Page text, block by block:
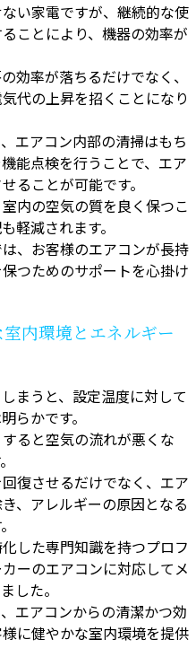
い家電ですが、継続的な使
ことにより、機器の効率が
効率が落ちるだけでなく、
代の上昇を招くことになり
エアコン内部の清掃はもち
能点検を行うことで、エア
ることが可能です。
内の空気の質を良く保つこ
軽減されます。
、お客様のエアコンが長持
つためのサポートを心掛け
内環境とエネルギー
まうと、設定温度に対して
らかです。
ると空気の流れが悪くな
復させるだけでなく、エア
、アレルギーの原因となる
した専門知識を持つプロフ
ーのエアコンに対応してメ
した。
エアコンからの清潔かつ効
に健やかな室内環境を提供